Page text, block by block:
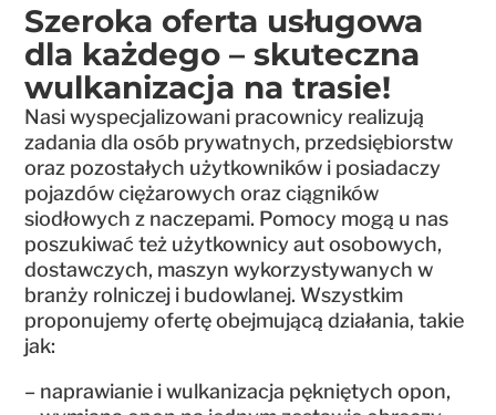
Szeroka oferta usługowa
dla każdego – skuteczna
wulkanizacja na trasie!
Nasi wyspecjalizowani pracownicy realizują
zadania dla osób prywatnych, przedsiębiorstw
oraz pozostałych użytkowników i posiadaczy
pojazdów ciężarowych oraz ciągników
siodłowych z naczepami. Pomocy mogą u nas
poszukiwać też użytkownicy aut osobowych,
dostawczych, maszyn wykorzystywanych w
branży rolniczej i budowlanej. Wszystkim
proponujemy ofertę obejmującą działania, takie
jak:
– naprawianie i wulkanizacja pękniętych opon,